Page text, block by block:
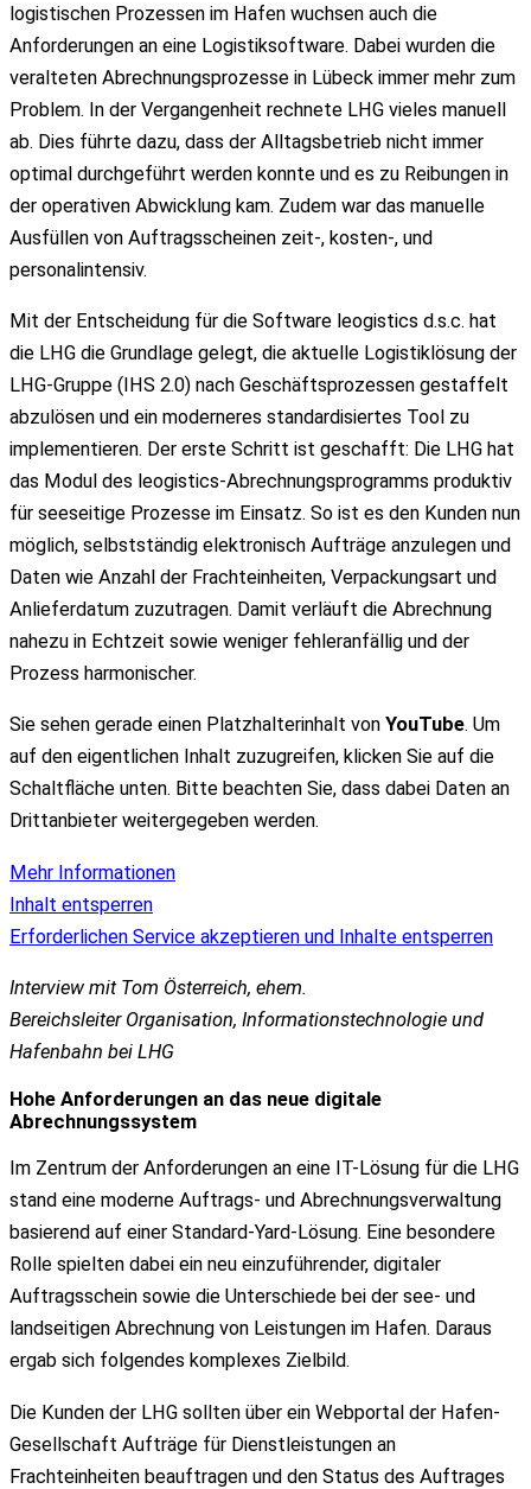
logistischen Prozessen im Hafen wuchsen auch die
Anforderungen an eine Logistiksoftware. Dabei wurden die
veralteten Abrechnungsprozesse in Lübeck immer mehr zum
Problem. In der Vergangenheit rechnete LHG vieles manuell
ab. Dies führte dazu, dass der Alltagsbetrieb nicht immer
optimal durchgeführt werden konnte und es zu Reibungen in
der operativen Abwicklung kam. Zudem war das manuelle
Ausfüllen von Auftragsscheinen zeit-, kosten-, und
personalintensiv.
Mit der Entscheidung für die Software leogistics d.s.c. hat
die LHG die Grundlage gelegt, die aktuelle Logistiklösung der
LHG-Gruppe (IHS 2.0) nach Geschäftsprozessen gestaffelt
abzulösen und ein moderneres standardisiertes Tool zu
implementieren. Der erste Schritt ist geschafft: Die LHG hat
das Modul des leogistics-Abrechnungsprogramms produktiv
für seeseitige Prozesse im Einsatz. So ist es den Kunden nun
möglich, selbstständig elektronisch Aufträge anzulegen und
Daten wie Anzahl der Frachteinheiten, Verpackungsart und
Anlieferdatum zuzutragen. Damit verläuft die Abrechnung
nahezu in Echtzeit sowie weniger fehleranfällig und der
Prozess harmonischer.
Sie sehen gerade einen Platzhalterinhalt von YouTube. Um
auf den eigentlichen Inhalt zuzugreifen, klicken Sie auf die
Schaltfläche unten. Bitte beachten Sie, dass dabei Daten an
Drittanbieter weitergegeben werden.
Mehr Informationen
Inhalt entsperren
Erforderlichen Service akzeptieren und Inhalte entsperren
Interview mit Tom Österreich, ehem.
Bereichsleiter Organisation, Informationstechnologie und
Hafenbahn bei LHG
Hohe Anforderungen an das neue digitale
Abrechnungssystem
Im Zentrum der Anforderungen an eine IT-Lösung für die LHG
stand eine moderne Auftrags- und Abrechnungsverwaltung
basierend auf einer Standard-Yard-Lösung. Eine besondere
Rolle spielten dabei ein neu einzuführender, digitaler
Auftragsschein sowie die Unterschiede bei der see- und
landseitigen Abrechnung von Leistungen im Hafen. Daraus
ergab sich folgendes komplexes Zielbild.
Die Kunden der LHG sollten über ein Webportal der Hafen-
Gesellschaft Aufträge für Dienstleistungen an
Frachteinheiten beauftragen und den Status des Auftrages